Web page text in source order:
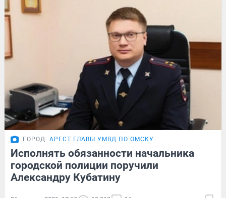
ГОРОД АРЕСТ ГЛАВЫ УМВД ПО ОМСКУ
Исполнять обязанности начальника
городской полиции поручили
Александру Кубатину